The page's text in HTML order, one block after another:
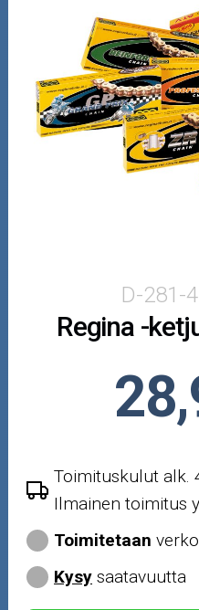
Mopoauton osat
Mönkijän osat
Puutarha ja metsä
Öljyt ja kemikaalit
Outlet-tuotteet
D-281-
Regina -
Toimituskulut alk.
Ilmainen toimitus
Toimitetaan
Kysy saatavuutta